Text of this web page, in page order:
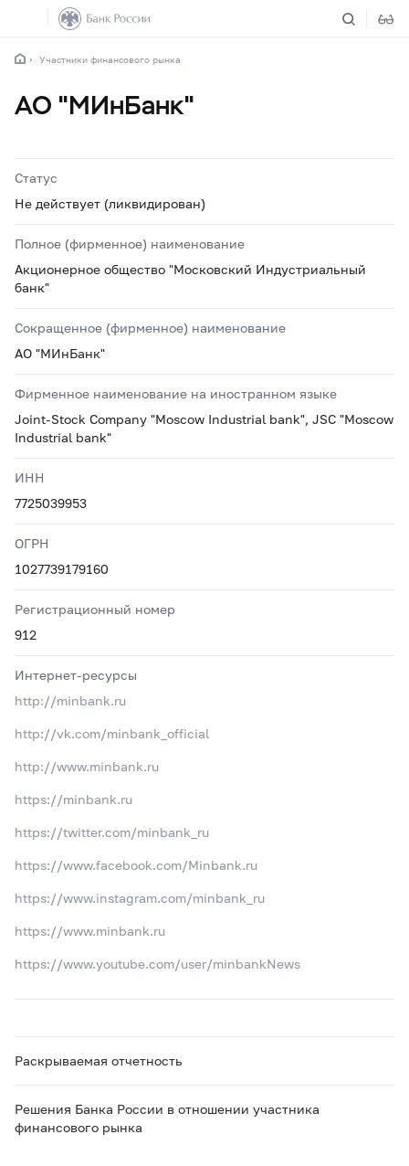
Участники финансового рынка
АО "МИнБанк"
Статус
Не действует (ликвидирован)
Полное (фирменное) наименование
Акционерное общество "Московский Индустриальный
банк"
Сокращенное (фирменное) наименование
АО "МИнБанк"
Фирменное наименование на иностранном языке
Joint-Stock Company "Moscow Industrial bank", JSC "Moscow
Industrial bank"
ИНН
7725039953
ОГРН
1027739179160
Регистрационный номер
912
Интернет-ресурсы
http://minbank.ru
http://vk.com/minbank_official
http://www.minbank.ru
https://minbank.ru
https://twitter.com/minbank_ru
https://www.facebook.com/Minbank.ru
https://www.instagram.com/minbank_ru
https://www.minbank.ru
https://www.youtube.com/user/minbankNews
Раскрываемая отчетность
Решения Банка России в отношении участника
финансового рынка